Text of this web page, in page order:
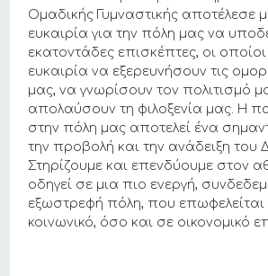
Ομαδικής Γυμναστικής αποτέλεσε
ευκαιρία για την πόλη μας να
εκατοντάδες επισκέπτες, οι οποίοι
ευκαιρία να εξερευνήσουν τις
μας, να γνωρίσουν τον πολιτισμό
απολαύσουν τη φιλοξενία μας. Η
στην πόλη μας αποτελεί ένα
την προβολή και την ανάδειξη του
Στηρίζουμε και επενδύουμε στον
οδηγεί σε μια πιο ενεργή,
εξωστρεφή πόλη, που
κοινωνικό, όσο και σε οικονομικό